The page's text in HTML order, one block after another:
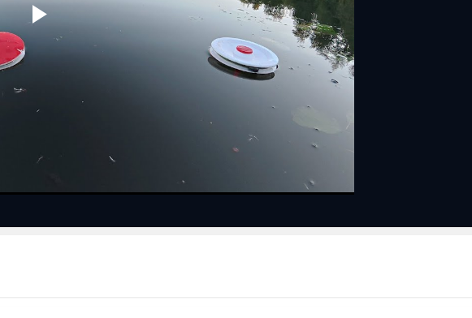
Play
Video